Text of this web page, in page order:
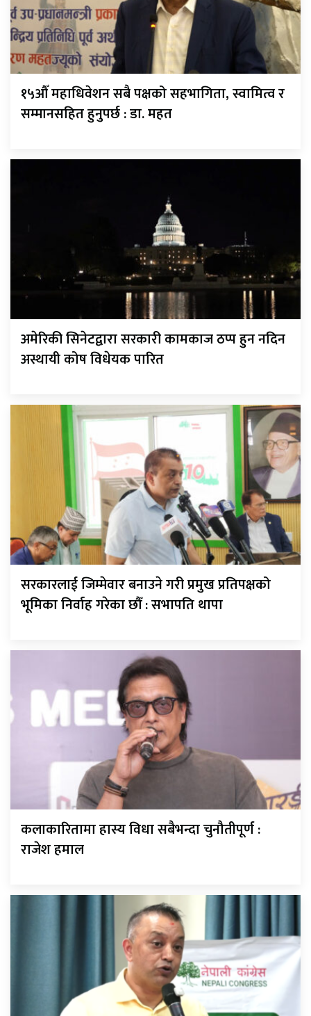
१५औँ महाधिवेशन सबै पक्षको सहभागिता, स्वामित्व र
सम्मानसहित हुनुपर्छ : डा. महत
अमेरिकी सिनेटद्वारा सरकारी कामकाज ठप्प हुन नदिन
अस्थायी कोष विधेयक पारित
सरकारलाई जिम्मेवार बनाउने गरी प्रमुख प्रतिपक्षको
भूमिका निर्वाह गरेका छौँ : सभापति थापा
कलाकारितामा हास्य विधा सबैभन्दा चुनौतीपूर्ण :
राजेश हमाल